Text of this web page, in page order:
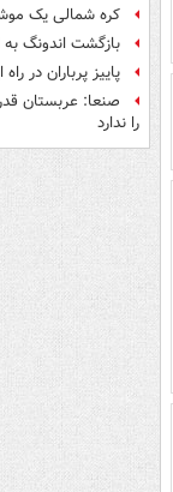
کره شمالی یک
بازگشت اندونگ
پاییز پرباران در راه
صنعا: عربستان
را ندارد